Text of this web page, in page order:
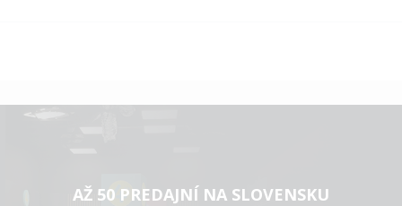
AŽ 50 PREDAJNÍ NA SLOVENSKU